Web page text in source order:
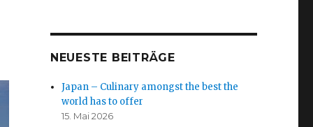
NEUESTE BEITRÄGE
Japan – Culinary amongst the best the
world has to offer
15. Mai 2026